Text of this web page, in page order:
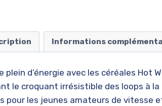
Informations
plein d’énergie avec les céréales Hot
le croquant irrésistible des loops à
pour les jeunes amateurs de vitesse